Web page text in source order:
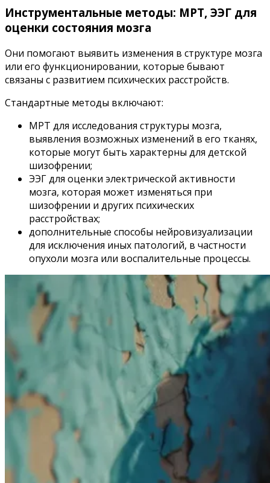
Инструментальные методы: МРТ, ЭЭГ для
оценки состояния мозга
Они помогают выявить изменения в структуре мозга
или его функционировании, которые бывают
связаны с развитием психических расстройств.
Стандартные методы включают:
МРТ для исследования структуры мозга,
выявления возможных изменений в его тканях,
которые могут быть характерны для детской
шизофрении;
ЭЭГ для оценки электрической активности
мозга, которая может изменяться при
шизофрении и других психических
расстройствах;
дополнительные способы нейровизуализации
для исключения иных патологий, в частности
опухоли мозга или воспалительные процессы.